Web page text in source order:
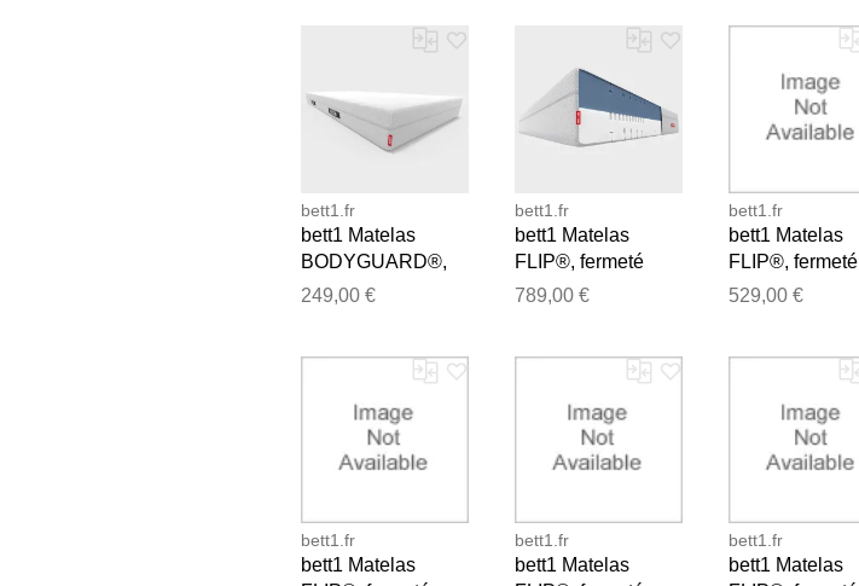
bett1.fr
bett1 Matelas
BODYGUARD®,
fermeté moyenne
249,00 €
bett1.fr
bett1 Matelas
FLIP®, fermeté
moyenne (H3),
789,00 €
bett1.fr
bett1 Matelas
FLIP®, fermeté
moyenne (H3),
529,00 €
bett1.fr
bett1 Matelas
bett1.fr
bett1 Matelas
bett1.fr
bett1 Matelas
Merci pour votre avis